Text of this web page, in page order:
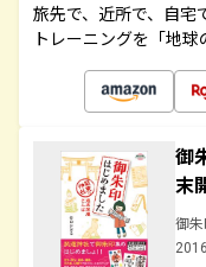
旅先で、近所で、自宅
トレーニングを「地
御
末
御